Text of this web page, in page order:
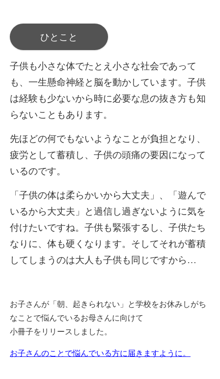
ひとこと
子供も小さな体でたとえ小さな社会であって
も、一生懸命神経と脳を動かしています。子供
は経験も少ないから時に必要な息の抜き方も知
らないこともあります。
先ほどの何でもないようなことが負担となり、
疲労として蓄積し、子供の頭痛の要因になって
いるのです。
「子供の体は柔らかいから大丈夫」、「遊んで
いるから大丈夫」と過信し過ぎないように気を
付けたいですね。子供も緊張するし、子供たち
なりに、体も硬くなります。そしてそれが蓄積
してしまうのは大人も子供も同じですから…
お子さんが「朝、起きられない」と学校をお休みしがち
なことで悩んでいるお母さんに向けて
小冊子をリリースしました。
お子さんのことで悩んでいる方に届きますように。